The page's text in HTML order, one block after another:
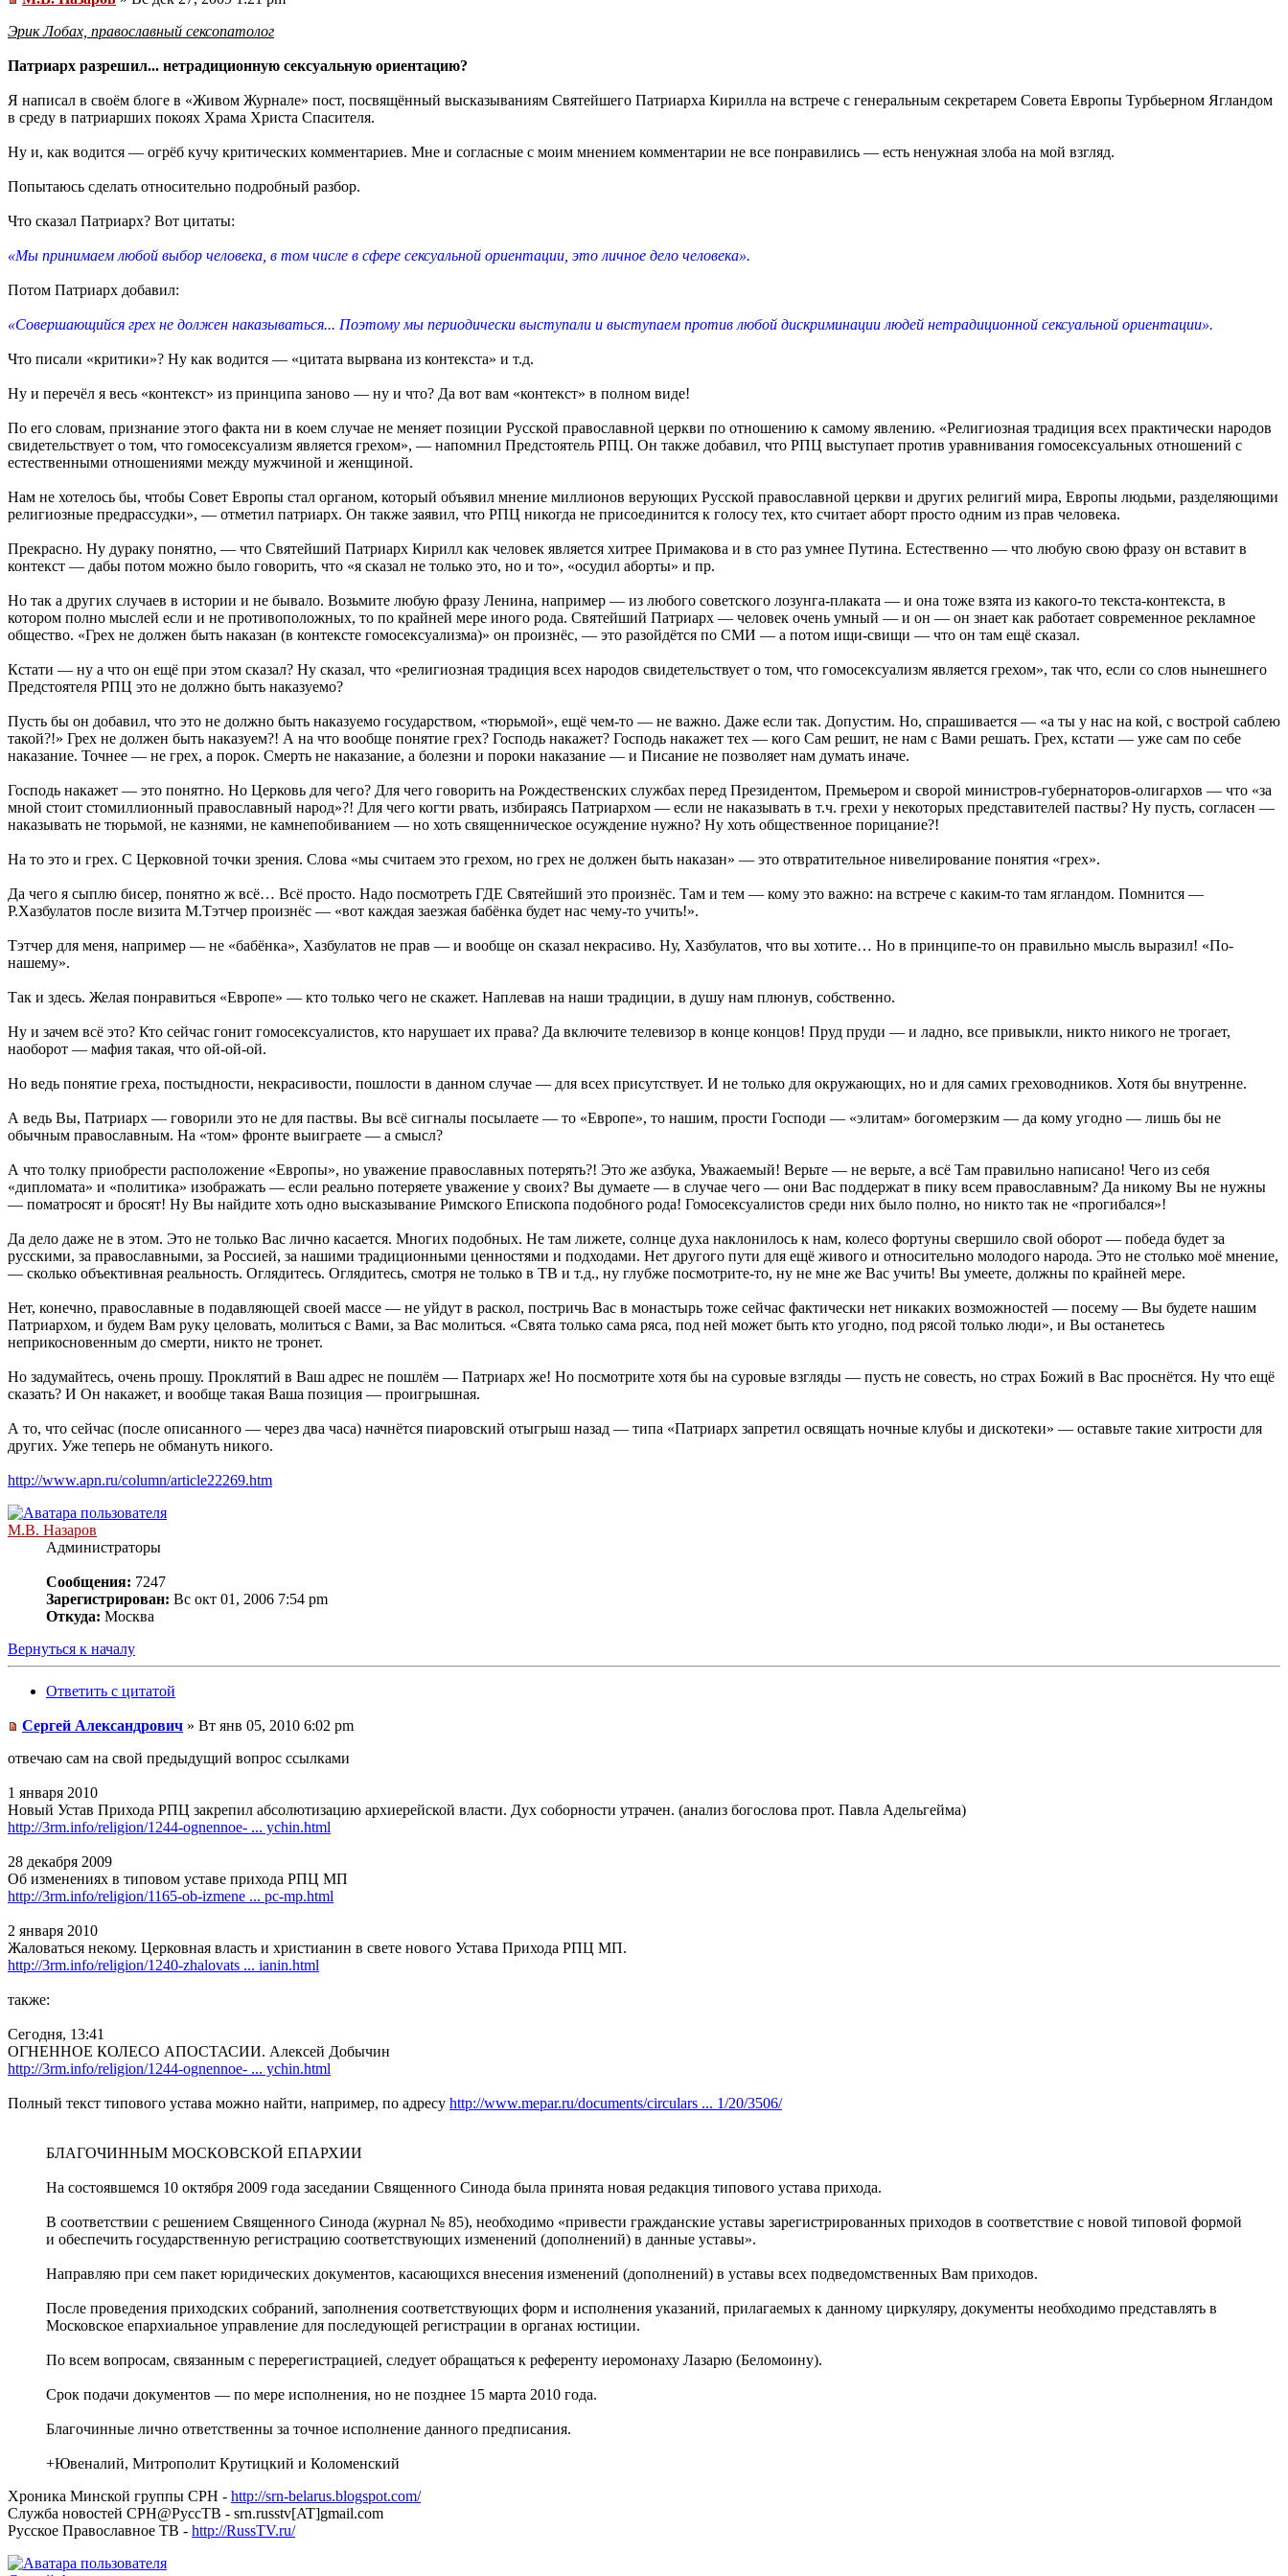
Эрик Лобах, православный сексопатолог
Патриарх разрешил... нетрадиционную сексуальную ориентацию?
Я написал в своём блоге в «Живом Журнале» пост, посвящённый высказываниям Святейшего Патриарха Кирилла на встрече с генеральным секретарем Совета Европы Турбьерном Ягландом
в среду в патриарших покоях Храма Христа Спасителя.
Ну и, как водится — огрёб кучу критических комментариев. Мне и согласные с моим мнением комментарии не все понравились — есть ненужная злоба на мой взгляд.
Попытаюсь сделать относительно подробный разбор.
Что сказал Патриарх? Вот цитаты:
«Мы принимаем любой выбор человека, в том числе в сфере сексуальной ориентации, это личное дело человека».
Потом Патриарх добавил:
«Совершающийся грех не должен наказываться... Поэтому мы периодически выступали и выступаем против любой дискриминации людей нетрадиционной сексуальной ориентации».
Что писали «критики»? Ну как водится — «цитата вырвана из контекста» и т.д.
Ну и перечёл я весь «контекст» из принципа заново — ну и что? Да вот вам «контекст» в полном виде!
По его словам, признание этого факта ни в коем случае не меняет позиции Русской православной церкви по отношению к самому явлению. «Религиозная традиция всех практически народов
свидетельствует о том, что гомосексуализм является грехом», — напомнил Предстоятель РПЦ. Он также добавил, что РПЦ выступает против уравнивания гомосексуальных отношений с
естественными отношениями между мужчиной и женщиной.
Нам не хотелось бы, чтобы Совет Европы стал органом, который объявил мнение миллионов верующих Русской православной церкви и других религий мира, Европы людьми, разделяющими
религиозные предрассудки», — отметил патриарх. Он также заявил, что РПЦ никогда не присоединится к голосу тех, кто считает аборт просто одним из прав человека.
Прекрасно. Ну дураку понятно, — что Святейший Патриарх Кирилл как человек является хитрее Примакова и в сто раз умнее Путина. Естественно — что любую свою фразу он вставит в
контекст — дабы потом можно было говорить, что «я сказал не только это, но и то», «осудил аборты» и пр.
Но так а других случаев в истории и не бывало. Возьмите любую фразу Ленина, например — из любого советского лозунга-плаката — и она тоже взята из какого-то текста-контекста, в
котором полно мыслей если и не противоположных, то по крайней мере иного рода. Святейший Патриарх — человек очень умный — и он — он знает как работает современное рекламное
общество. «Грех не должен быть наказан (в контексте гомосексуализма)» он произнёс, — это разойдётся по СМИ — а потом ищи-свищи — что он там ещё сказал.
Кстати — ну а что он ещё при этом сказал? Ну сказал, что «религиозная традиция всех народов свидетельствует о том, что гомосексуализм является грехом», так что, если со слов нынешнего
Предстоятеля РПЦ это не должно быть наказуемо?
Пусть бы он добавил, что это не должно быть наказуемо государством, «тюрьмой», ещё чем-то — не важно. Даже если так. Допустим. Но, спрашивается — «а ты у нас на кой, с вострой саблею
такой?!» Грех не должен быть наказуем?! А на что вообще понятие грех? Господь накажет? Господь накажет тех — кого Сам решит, не нам с Вами решать. Грех, кстати — уже сам по себе
наказание. Точнее — не грех, а порок. Смерть не наказание, а болезни и пороки наказание — и Писание не позволяет нам думать иначе.
Господь накажет — это понятно. Но Церковь для чего? Для чего говорить на Рождественских службах перед Президентом, Премьером и сворой министров-губернаторов-олигархов — что «за
мной стоит стомиллионный православный народ»?! Для чего когти рвать, избираясь Патриархом — если не наказывать в т.ч. грехи у некоторых представителей паствы? Ну пусть, согласен —
наказывать не тюрьмой, не казнями, не камнепобиванием — но хоть священническое осуждение нужно? Ну хоть общественное порицание?!
На то это и грех. С Церковной точки зрения. Слова «мы считаем это грехом, но грех не должен быть наказан» — это отвратительное нивелирование понятия «грех».
Да чего я сыплю бисер, понятно ж всё… Всё просто. Надо посмотреть ГДЕ Святейший это произнёс. Там и тем — кому это важно: на встрече с каким-то там ягландом. Помнится —
Р.Хазбулатов после визита М.Тэтчер произнёс — «вот каждая заезжая бабёнка будет нас чему-то учить!».
Тэтчер для меня, например — не «бабёнка», Хазбулатов не прав — и вообще он сказал некрасиво. Ну, Хазбулатов, что вы хотите… Но в принципе-то он правильно мысль выразил! «По-
нашему».
Так и здесь. Желая понравиться «Европе» — кто только чего не скажет. Наплевав на наши традиции, в душу нам плюнув, собственно.
Ну и зачем всё это? Кто сейчас гонит гомосексуалистов, кто нарушает их права? Да включите телевизор в конце концов! Пруд пруди — и ладно, все привыкли, никто никого не трогает,
наоборот — мафия такая, что ой-ой-ой.
Но ведь понятие греха, постыдности, некрасивости, пошлости в данном случае — для всех присутствует. И не только для окружающих, но и для самих греховодников. Хотя бы внутренне.
А ведь Вы, Патриарх — говорили это не для паствы. Вы всё сигналы посылаете — то «Европе», то нашим, прости Господи — «элитам» богомерзким — да кому угодно — лишь бы не
обычным православным. На «том» фронте выиграете — а смысл?
А что толку приобрести расположение «Европы», но уважение православных потерять?! Это же азбука, Уважаемый! Верьте — не верьте, а всё Там правильно написано! Чего из себя
«дипломата» и «политика» изображать — если реально потеряете уважение у своих? Вы думаете — в случае чего — они Вас поддержат в пику всем православным? Да никому Вы не нужны
— поматросят и бросят! Ну Вы найдите хоть одно высказывание Римского Епископа подобного рода! Гомосексуалистов среди них было полно, но никто так не «прогибался»!
Да дело даже не в этом. Это не только Вас лично касается. Многих подобных. Не там лижете, солнце духа наклонилось к нам, колесо фортуны свершило свой оборот — победа будет за
русскими, за православными, за Россией, за нашими традиционными ценностями и подходами. Нет другого пути для ещё живого и относительно молодого народа. Это не столько моё мнение,
— сколько объективная реальность. Оглядитесь. Оглядитесь, смотря не только в ТВ и т.д., ну глубже посмотрите-то, ну не мне же Вас учить! Вы умеете, должны по крайней мере.
Нет, конечно, православные в подавляющей своей массе — не уйдут в раскол, постричь Вас в монастырь тоже сейчас фактически нет никаких возможностей — посему — Вы будете нашим
Патриархом, и будем Вам руку целовать, молиться с Вами, за Вас молиться. «Свята только сама ряса, под ней может быть кто угодно, под рясой только люди», и Вы останетесь
неприкосновенным до смерти, никто не тронет.
Но задумайтесь, очень прошу. Проклятий в Ваш адрес не пошлём — Патриарх же! Но посмотрите хотя бы на суровые взгляды — пусть не совесть, но страх Божий в Вас проснётся. Ну что ещё
сказать? И Он накажет, и вообще такая Ваша позиция — проигрышная.
А то, что сейчас (после описанного — через два часа) начнётся пиаровский отыгрыш назад — типа «Патриарх запретил освящать ночные клубы и дискотеки» — оставьте такие хитрости для
других. Уже теперь не обмануть никого.
http://www.apn.ru/column/article22269.htm
М.В. Назаров
Администраторы
Сообщения: 7247
Зарегистрирован: Вс окт 01, 2006 7:54 pm
Откуда: Москва
Вернуться к началу
Ответить с цитатой
Сергей Александрович » Вт янв 05, 2010 6:02 pm
отвечаю сам на свой предыдущий вопрос ссылками
1 января 2010
Новый Устав Прихода РПЦ закрепил абсолютизацию архиерейской власти. Дух соборности утрачен. (анализ богослова прот. Павла Адельгейма)
http://3rm.info/religion/1244-ognennoe- ... ychin.html
28 декабря 2009
Об изменениях в типовом уставе прихода РПЦ МП
http://3rm.info/religion/1165-ob-izmene ... pc-mp.html
2 января 2010
Жаловаться некому. Церковная власть и христианин в свете нового Устава Прихода РПЦ МП.
http://3rm.info/religion/1240-zhalovats ... ianin.html
также:
Сегодня, 13:41
ОГНЕННОЕ КОЛЕСО АПОСТАСИИ. Алексей Добычин
http://3rm.info/religion/1244-ognennoe- ... ychin.html
Полный текст типового устава можно найти, например, по адресу http://www.mepar.ru/documents/circulars ... 1/20/3506/
БЛАГОЧИННЫМ МОСКОВСКОЙ ЕПАРХИИ
На состоявшемся 10 октября 2009 года заседании Священного Синода была принята новая редакция типового устава прихода.
В соответствии с решением Священного Синода (журнал № 85), необходимо «привести гражданские уставы зарегистрированных приходов в соответствие с новой типовой формой
и обеспечить государственную регистрацию соответствующих изменений (дополнений) в данные уставы».
Направляю при сем пакет юридических документов, касающихся внесения изменений (дополнений) в уставы всех подведомственных Вам приходов.
После проведения приходских собраний, заполнения соответствующих форм и исполнения указаний, прилагаемых к данному циркуляру, документы необходимо представлять в
Московское епархиальное управление для последующей регистрации в органах юстиции.
По всем вопросам, связанным с перерегистрацией, следует обращаться к референту иеромонаху Лазарю (Беломоину).
Срок подачи документов — по мере исполнения, но не позднее 15 марта 2010 года.
Благочинные лично ответственны за точное исполнение данного предписания.
+Ювеналий, Митрополит Крутицкий и Коломенский
Хроника Минской группы СРН - http://srn-belarus.blogspot.com/
Служба новостей СРН@РуссТВ - srn.russtv[AT]gmail.com
Русское Православное ТВ - http://RussTV.ru/